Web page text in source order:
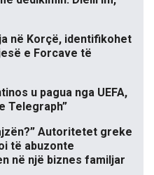
në Korçë, identifikohet
e Forcave të
u pagua nga UEFA,
Telegraph”
Autoritetet greke
të abuzonte
në një biznes familjar